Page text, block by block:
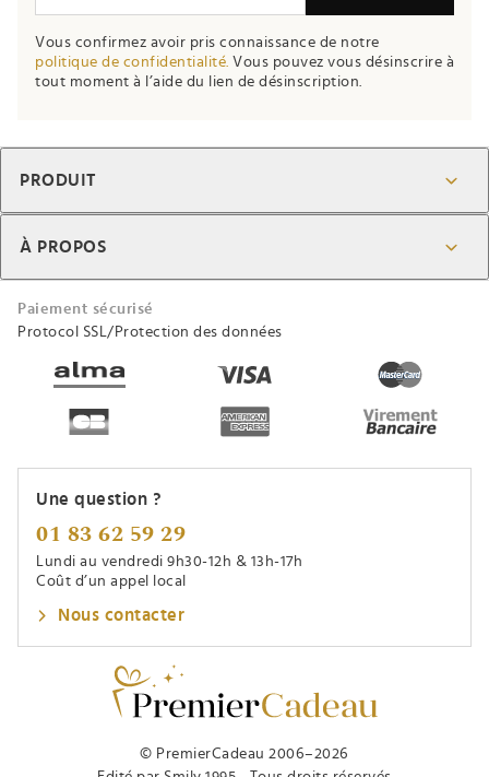
Vous confirmez avoir pris connaissance de notre
politique de confidentialité. Vous pouvez vous désinscrire à
tout moment à l’aide du lien de désinscription.
© PremierCadeau 2006–2026
PRODUIT
À PROPOS
Paiement sécurisé
Protocol SSL/Protection des données
Une question ?
01 83 62 59 29
Lundi au vendredi 9h30-12h & 13h-17h
Coût d’un appel local
Nous contacter